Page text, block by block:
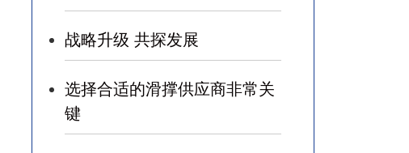
五金类 ”
战略升级 共探发展
选择合适的滑撑供应商非常关
键